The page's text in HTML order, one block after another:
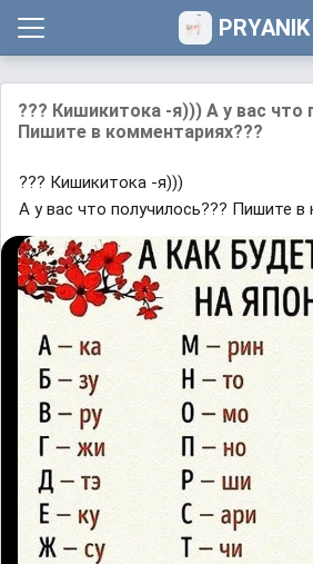
PRYANIK
??? Кишикитока -я))) А у вас что
Пишите в комментариях???
??? Кишикитока -я)))
А у вас что получилось??? Пишите в